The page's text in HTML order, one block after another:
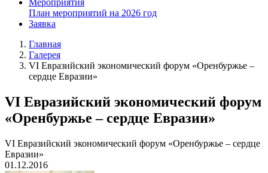
Мероприятия
План мероприятий на 2026 год
Заявка
Главная
Галерея
VI Евразийский экономический форум «Оренбуржье –
сердце Евразии»
VI Евразийский экономический форум
«Оренбуржье – сердце Евразии»
VI Евразийский экономический форум «Оренбуржье – сердце
Евразии»
01.12.2016